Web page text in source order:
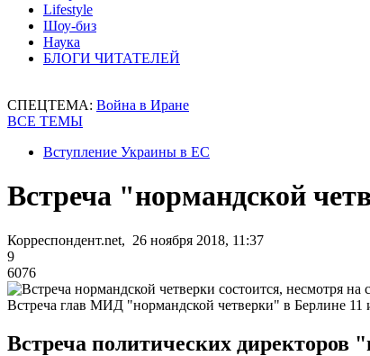
Lifestyle
Шоу-биз
Наука
БЛОГИ ЧИТАТЕЛЕЙ
СПЕЦТЕМА: Война в Иране
ВСЕ ТЕМЫ
Вступление Украины в ЕС
Встреча "нормандской
Корреспондент.net, 26 ноября 2018, 11:37
9
6076
Встреча глав МИД "нормандской четверки" в Берлине 11
Встреча политических директоров